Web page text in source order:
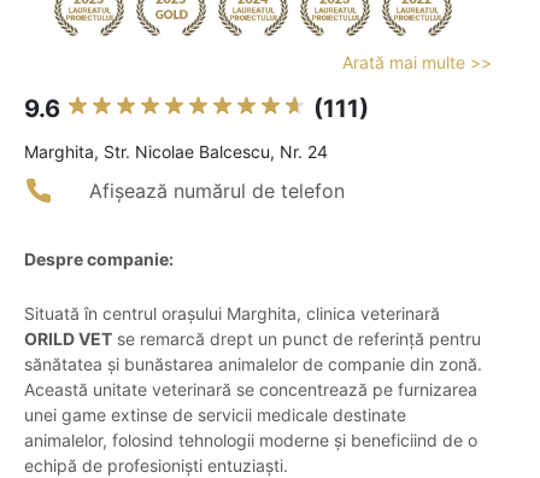
Arată mai multe >>
9.6 (111)
Marghita, Str. Nicolae Balcescu, Nr. 24
Afișează numărul de telefon
Despre companie:
Situată în centrul orașului Marghita, clinica veterinară
ORILD VET se remarcă drept un punct de referință pentru
sănătatea și bunăstarea animalelor de companie din zonă.
Această unitate veterinară se concentrează pe furnizarea
unei game extinse de servicii medicale destinate
animalelor, folosind tehnologii moderne și beneficiind de o
echipă de profesioniști entuziaști.